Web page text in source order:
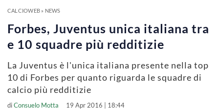
CALCIOWEB» NEWS
Forbes, Juventus unica italiana tra
e 10 squadre più redditizie
La Juventus è l'unica italiana presente nella top
10 di Forbes per quanto riguarda le squadre di
calcio più redditizie
diConsuelo Motta 19 Apr 2016 | 18:44